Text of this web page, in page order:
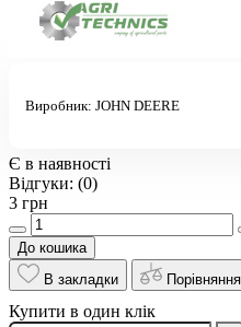
Виробник: JOHN DEERE
Є в наявності
Відгуки: (0)
3 грн
До кошика
В закладки
Порівняння
Купити в один клік